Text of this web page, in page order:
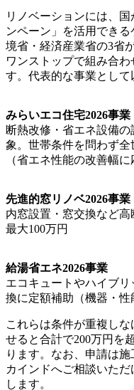
リノベーションには、
ンペーン」を活用でき
境省・経済産業省の3省
ワンストップで組み合
す。代表的な事業として
みらいエコ住宅2026事業
断熱改修・省エネ設備
象。世帯条件を問わず全
（省エネ性能の改善幅に
先進的窓リノベ2026事業
内窓設置・窓交換など
最大100万円
給湯省エネ2026事業
エコキュートやハイブ
換に定額補助（機器・性
これらは条件が重複し
せると合計で200万円を
ります。なお、申請は施
カインドへご相談いた
します。